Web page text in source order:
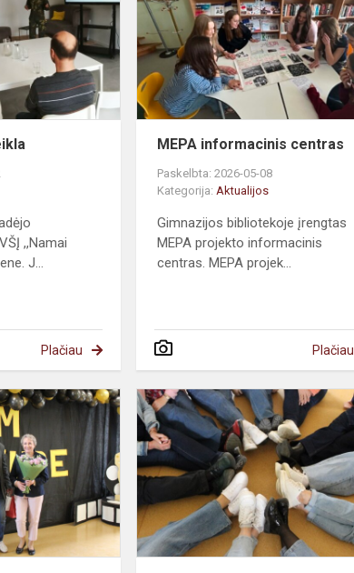
,,Namai
J...
Plačiau
MEPA informacinis centras
Paskelbta: 2026-05-08
Kategorija:Aktualijos
Gimnazijos bibliotekoje įrengtas
MEPA projekto informacinis
centras. MEPA projek...
Plačiau